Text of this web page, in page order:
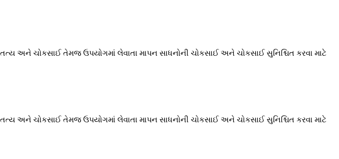
અને ચોકસાઈ તેમજ ઉપયોગમાં લેવાતા માપન સાધનોની ચોકસાઈ અને ચોકસાઈ સુનિશ્ચિત કરવા માટે
અને ચોકસાઈ તેમજ ઉપયોગમાં લેવાતા માપન સાધનોની ચોકસાઈ અને ચોકસાઈ સુનિશ્ચિત કરવા માટે